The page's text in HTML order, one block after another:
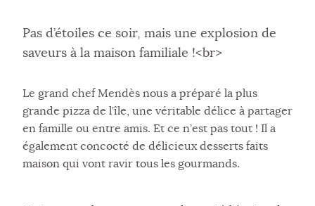
Pas d’étoiles ce soir, mais une explosion de
saveurs à la maison familiale !<br>
Le grand chef Mendès nous a préparé la plus
grande pizza de l’île, une véritable délice à partager
en famille ou entre amis. Et ce n’est pas tout ! Il a
également concocté de délicieux desserts faits
maison qui vont ravir tous les gourmands.